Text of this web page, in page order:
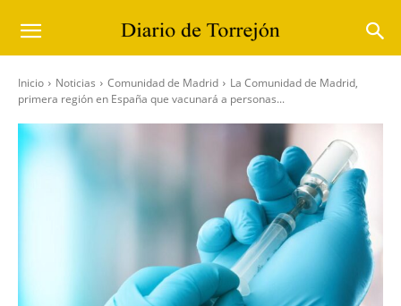
Inicio Noticias Comunidad de Madrid
La Comunidad de Madrid,
primera región en España que vacunará a personas...